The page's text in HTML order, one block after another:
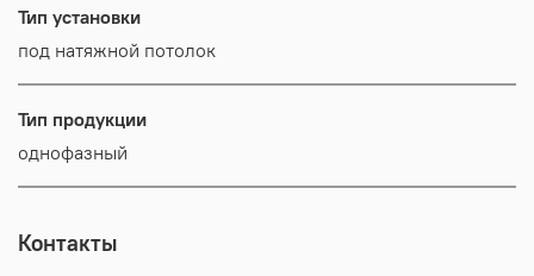
Тип установки
под натяжной потолок
Тип продукции
однофазный
Контакты